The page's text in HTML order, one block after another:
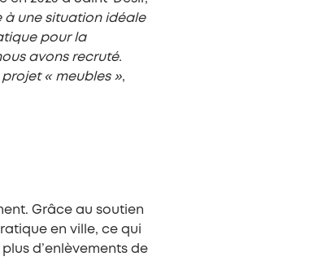
à une situation idéale
pour la
avons recruté.
« meubles »,
Grâce au soutien
en ville, ce qui
d’enlèvements de